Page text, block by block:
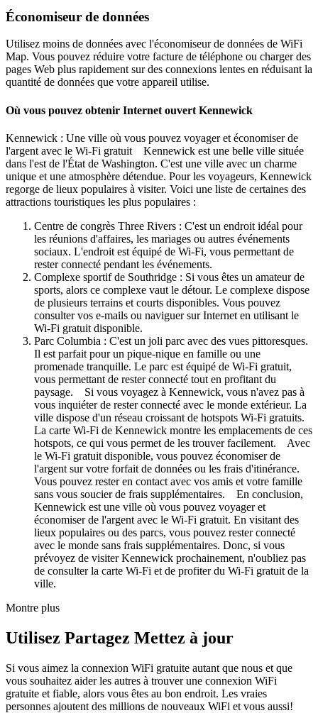
Économiseur de données
Utilisez moins de données avec l'économiseur de données de WiFi
Map. Vous pouvez réduire votre facture de téléphone ou charger des
pages Web plus rapidement sur des connexions lentes en réduisant la
quantité de données que votre appareil utilise.
Où vous pouvez obtenir Internet ouvert Kennewick
Kennewick : Une ville où vous pouvez voyager et économiser de
l'argent avec le Wi-Fi gratuit Kennewick est une belle ville située
dans l'est de l'État de Washington. C'est une ville avec un charme
unique et une atmosphère détendue. Pour les voyageurs, Kennewick
regorge de lieux populaires à visiter. Voici une liste de certaines des
attractions touristiques les plus populaires :
Centre de congrès Three Rivers : C'est un endroit idéal pour
les réunions d'affaires, les mariages ou autres événements
sociaux. L'endroit est équipé de Wi-Fi, vous permettant de
rester connecté pendant les événements.
Complexe sportif de Southridge : Si vous êtes un amateur de
sports, alors ce complexe vaut le détour. Le complexe dispose
de plusieurs terrains et courts disponibles. Vous pouvez
consulter vos e-mails ou naviguer sur Internet en utilisant le
Wi-Fi gratuit disponible.
Parc Columbia : C'est un joli parc avec des vues pittoresques.
Il est parfait pour un pique-nique en famille ou une
promenade tranquille. Le parc est équipé de Wi-Fi gratuit,
vous permettant de rester connecté tout en profitant du
paysage. Si vous voyagez à Kennewick, vous n'avez pas à
vous inquiéter de rester connecté avec le monde extérieur. La
ville dispose d'un réseau croissant de hotspots Wi-Fi gratuits.
La carte Wi-Fi de Kennewick montre les emplacements de ces
hotspots, ce qui vous permet de les trouver facilement. Avec
le Wi-Fi gratuit disponible, vous pouvez économiser de
l'argent sur votre forfait de données ou les frais d'itinérance.
Vous pouvez rester en contact avec vos amis et votre famille
sans vous soucier de frais supplémentaires. En conclusion,
Kennewick est une ville où vous pouvez voyager et
économiser de l'argent avec le Wi-Fi gratuit. En visitant des
lieux populaires ou des parcs, vous pouvez rester connecté
avec le monde sans frais supplémentaires. Donc, si vous
prévoyez de visiter Kennewick prochainement, n'oubliez pas
de consulter la carte Wi-Fi et de profiter du Wi-Fi gratuit de la
ville.
Montre plus
Utilisez Partagez Mettez à jour
Si vous aimez la connexion WiFi gratuite autant que nous et que
vous souhaitez aider les autres à trouver une connexion WiFi
gratuite et fiable, alors vous êtes au bon endroit. Les vraies
personnes ajoutent des millions de nouveaux WiFi et vous aussi!